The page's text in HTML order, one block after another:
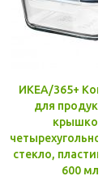
ИКЕА/365+
для
крышкой,
стекло, пластик
600 мл